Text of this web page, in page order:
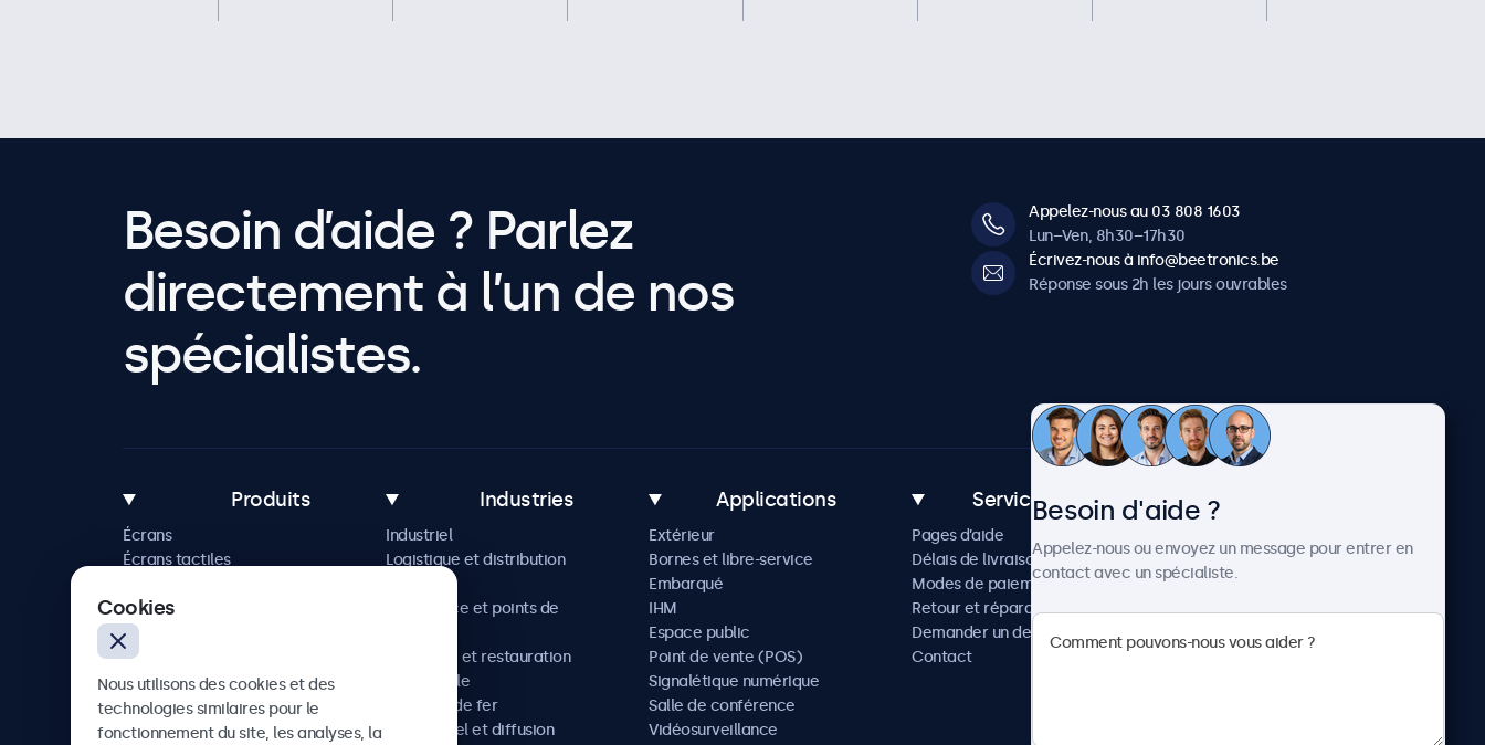
Besoin d’aide ? Parlez
directement à l’un de nos
spécialistes.
Appelez-nous au 03 808 1603
Lun–Ven, 8h30–17h30
Écrivez-nous à info@beetronics.be
Réponse sous 2h les jours ouvrables
Produits
Écrans
Écrans tactiles
Solutions sur mesure
Industries
Industriel
Logistique et distribution
Commerce et points de
Hôtellerie et restauration
Automobile
Chemins de fer
Audiovisuel et diffusion
Applications
Extérieur
Bornes et libre-service
Embarqué
IHM
Espace public
Point de vente (POS)
Signalétique numérique
Salle de conférence
Vidéosurveillance
Service client
Pages d’aide
Délais de livraison
Modes de paiement
Retour et réparation
Demander un devis
Contact
Actualités et mises à jour
À propos de Beetronics
Carrière
Conditions de vente
Besoin d'aide ?
Appelez-nous ou envoyez un message pour entrer en
contact avec un spécialiste.
Cookies
Nous utilisons des cookies et des
technologies similaires pour le
fonctionnement du site, les analyses, la